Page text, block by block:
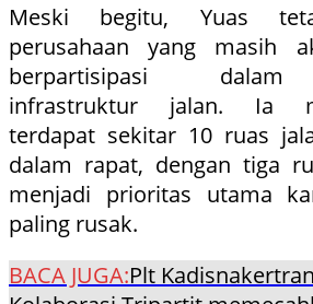
Meski begitu, Yuas
perusahaan yang masih
berpartisipasi dalam
infrastruktur jalan. Ia
terdapat sekitar 10 ruas
dalam rapat, dengan tiga
menjadi prioritas utama
paling rusak.
BACA JUGA:Plt